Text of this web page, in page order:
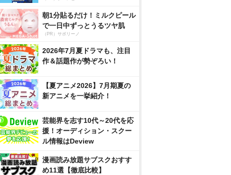
朝1分貼るだけ！ミルクピール
で一日中ずっとうるツヤ肌
（PR）サボリーノ
2026年7月夏ドラマも、注目
作＆話題作が勢ぞろい！
【夏アニメ2026】7月期夏の
新アニメを一挙紹介！
芸能界を志す10代～20代を応
援！オーディション・スクー
ル情報はDeview
漫画読み放題サブスクおすす
め11選【徹底比較】